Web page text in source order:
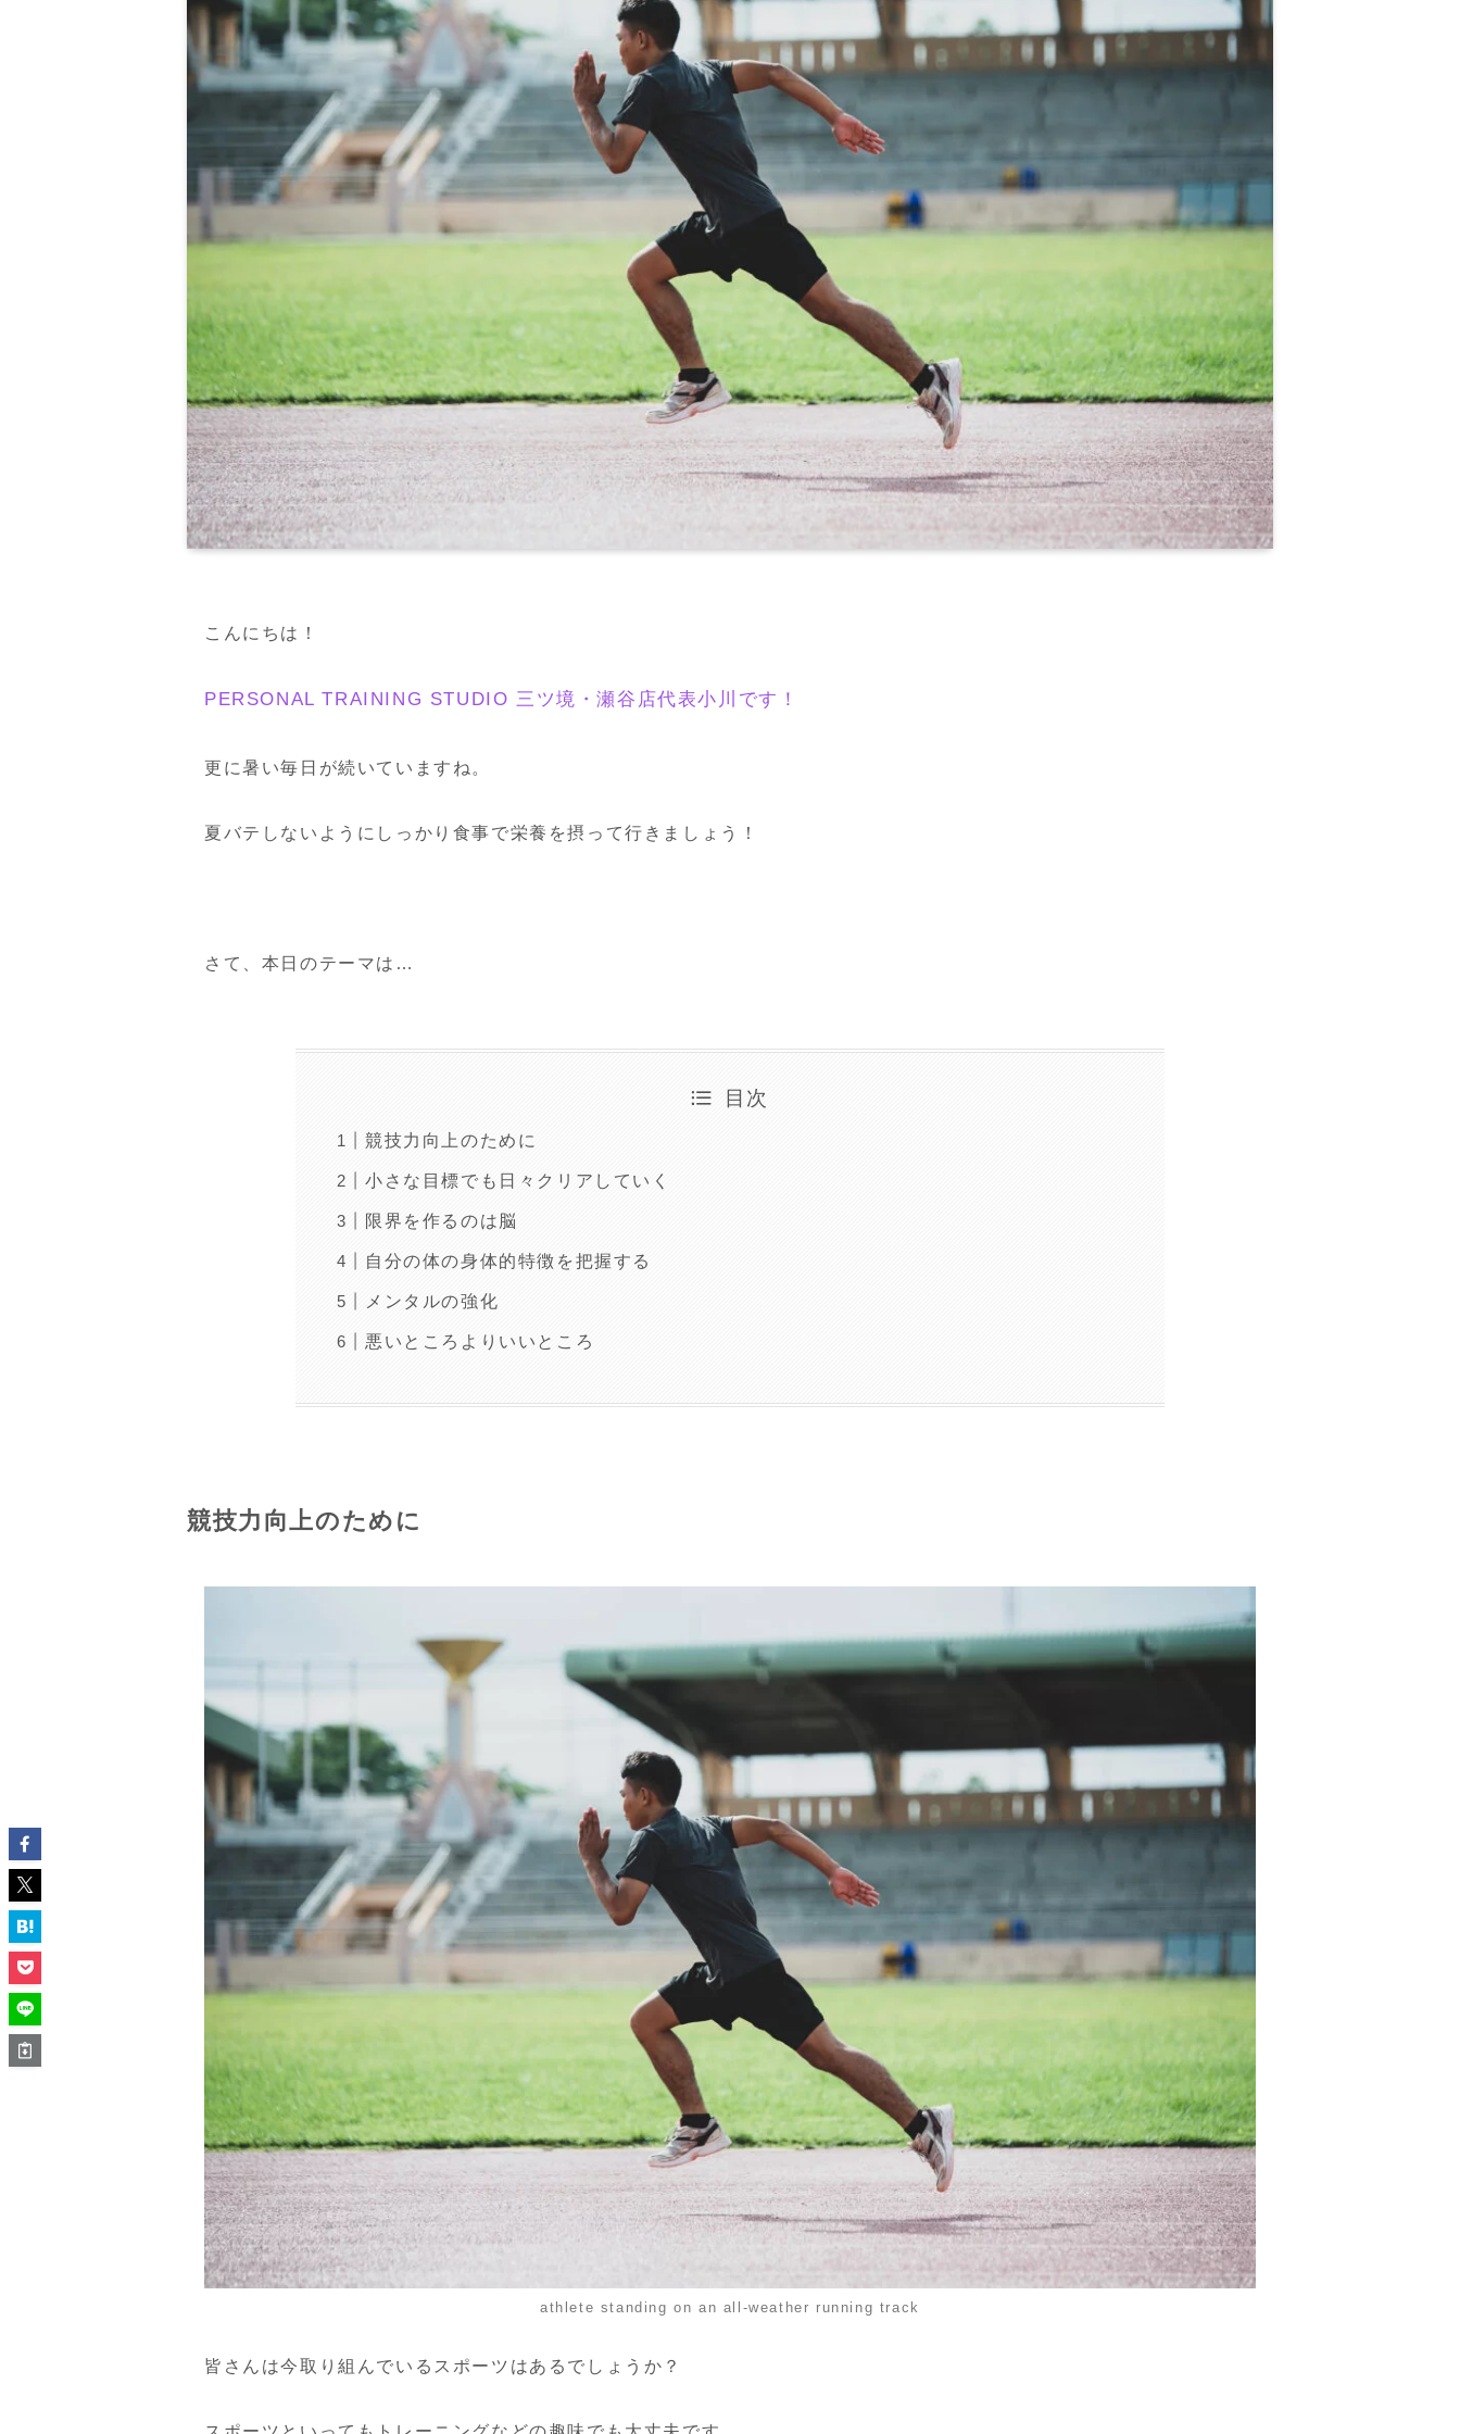
こんにちは！
PERSONAL TRAINING STUDIO 三ツ境・瀬谷店代表小川です！
更に暑い毎日が続いていますね。
夏バテしないようにしっかり食事で栄養を摂って行きましょう！
さて、本日のテーマは…
目次
競技力向上のために
小さな目標でも日々クリアしていく
限界を作るのは脳
自分の体の身体的特徴を把握する
メンタルの強化
悪いところよりいいところ
競技力向上のために
athlete standing on an all-weather running track
皆さんは今取り組んでいるスポーツはあるでしょうか？